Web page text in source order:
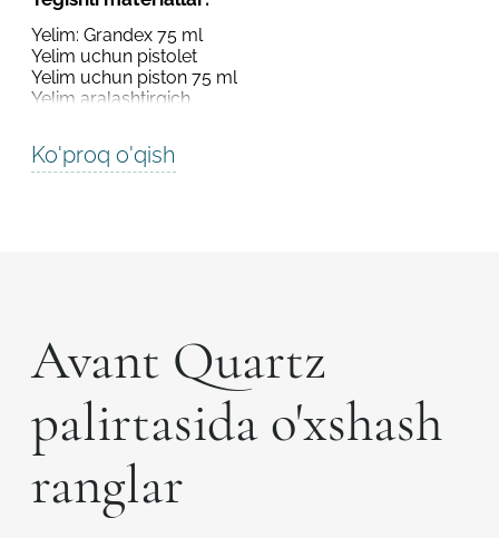
Yelim: Grandex 75 ml
Yelim uchun pistolet
Yelim uchun piston 75 ml
Yelim aralashtirgich
Ko'proq o'qish
Avant Quartz
palirtasida o'xshash
ranglar